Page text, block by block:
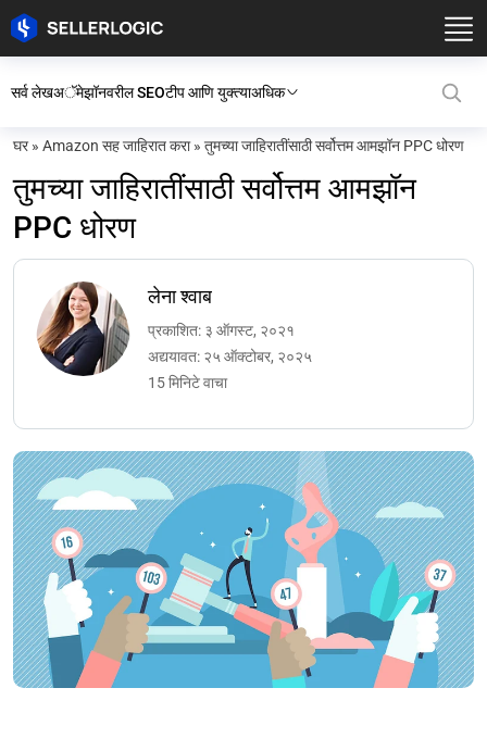
सर्व लेखअॅमेझॉनवरील SEOटीप आणि युक्त्याअधिक
घर» Amazon सह जाहिरात करा» तुमच्या जाहिरातींसाठी सर्वोत्तम आमझॉन PPC धोरण
तुमच्या जाहिरातींसाठी सर्वोत्तम आमझॉन
PPC धोरण
लेना श्वाब
प्रकाशित: ३ ऑगस्ट, २०२१
अद्ययावत: २५ ऑक्टोबर, २०२५
15 मिनिटे वाचा